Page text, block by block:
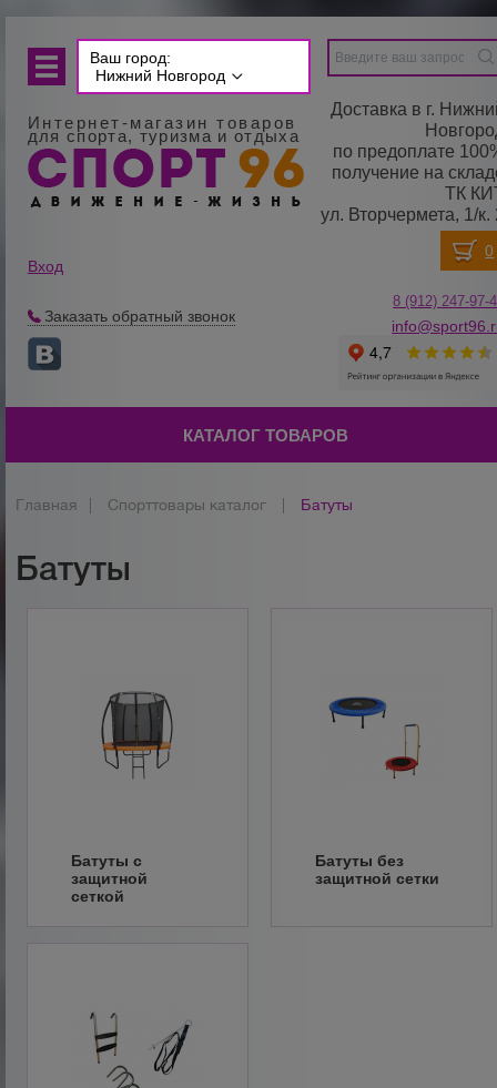
Ваш город:
Нижний Новгород
Интернет-магазин товаров
для спорта, туризма и отдыха
Доставка в г.
по предоплате
получение на
ТК
ул. Вторчермета, 1/к.
Вход
Заказать обратный звонок
8 (912) 247-97-
КАТАЛОГ ТОВАРОВ
Главная Спорттовары каталог Батуты
Батуты
Батуты с
защитной
сеткой
Батуты без
защитной сетки